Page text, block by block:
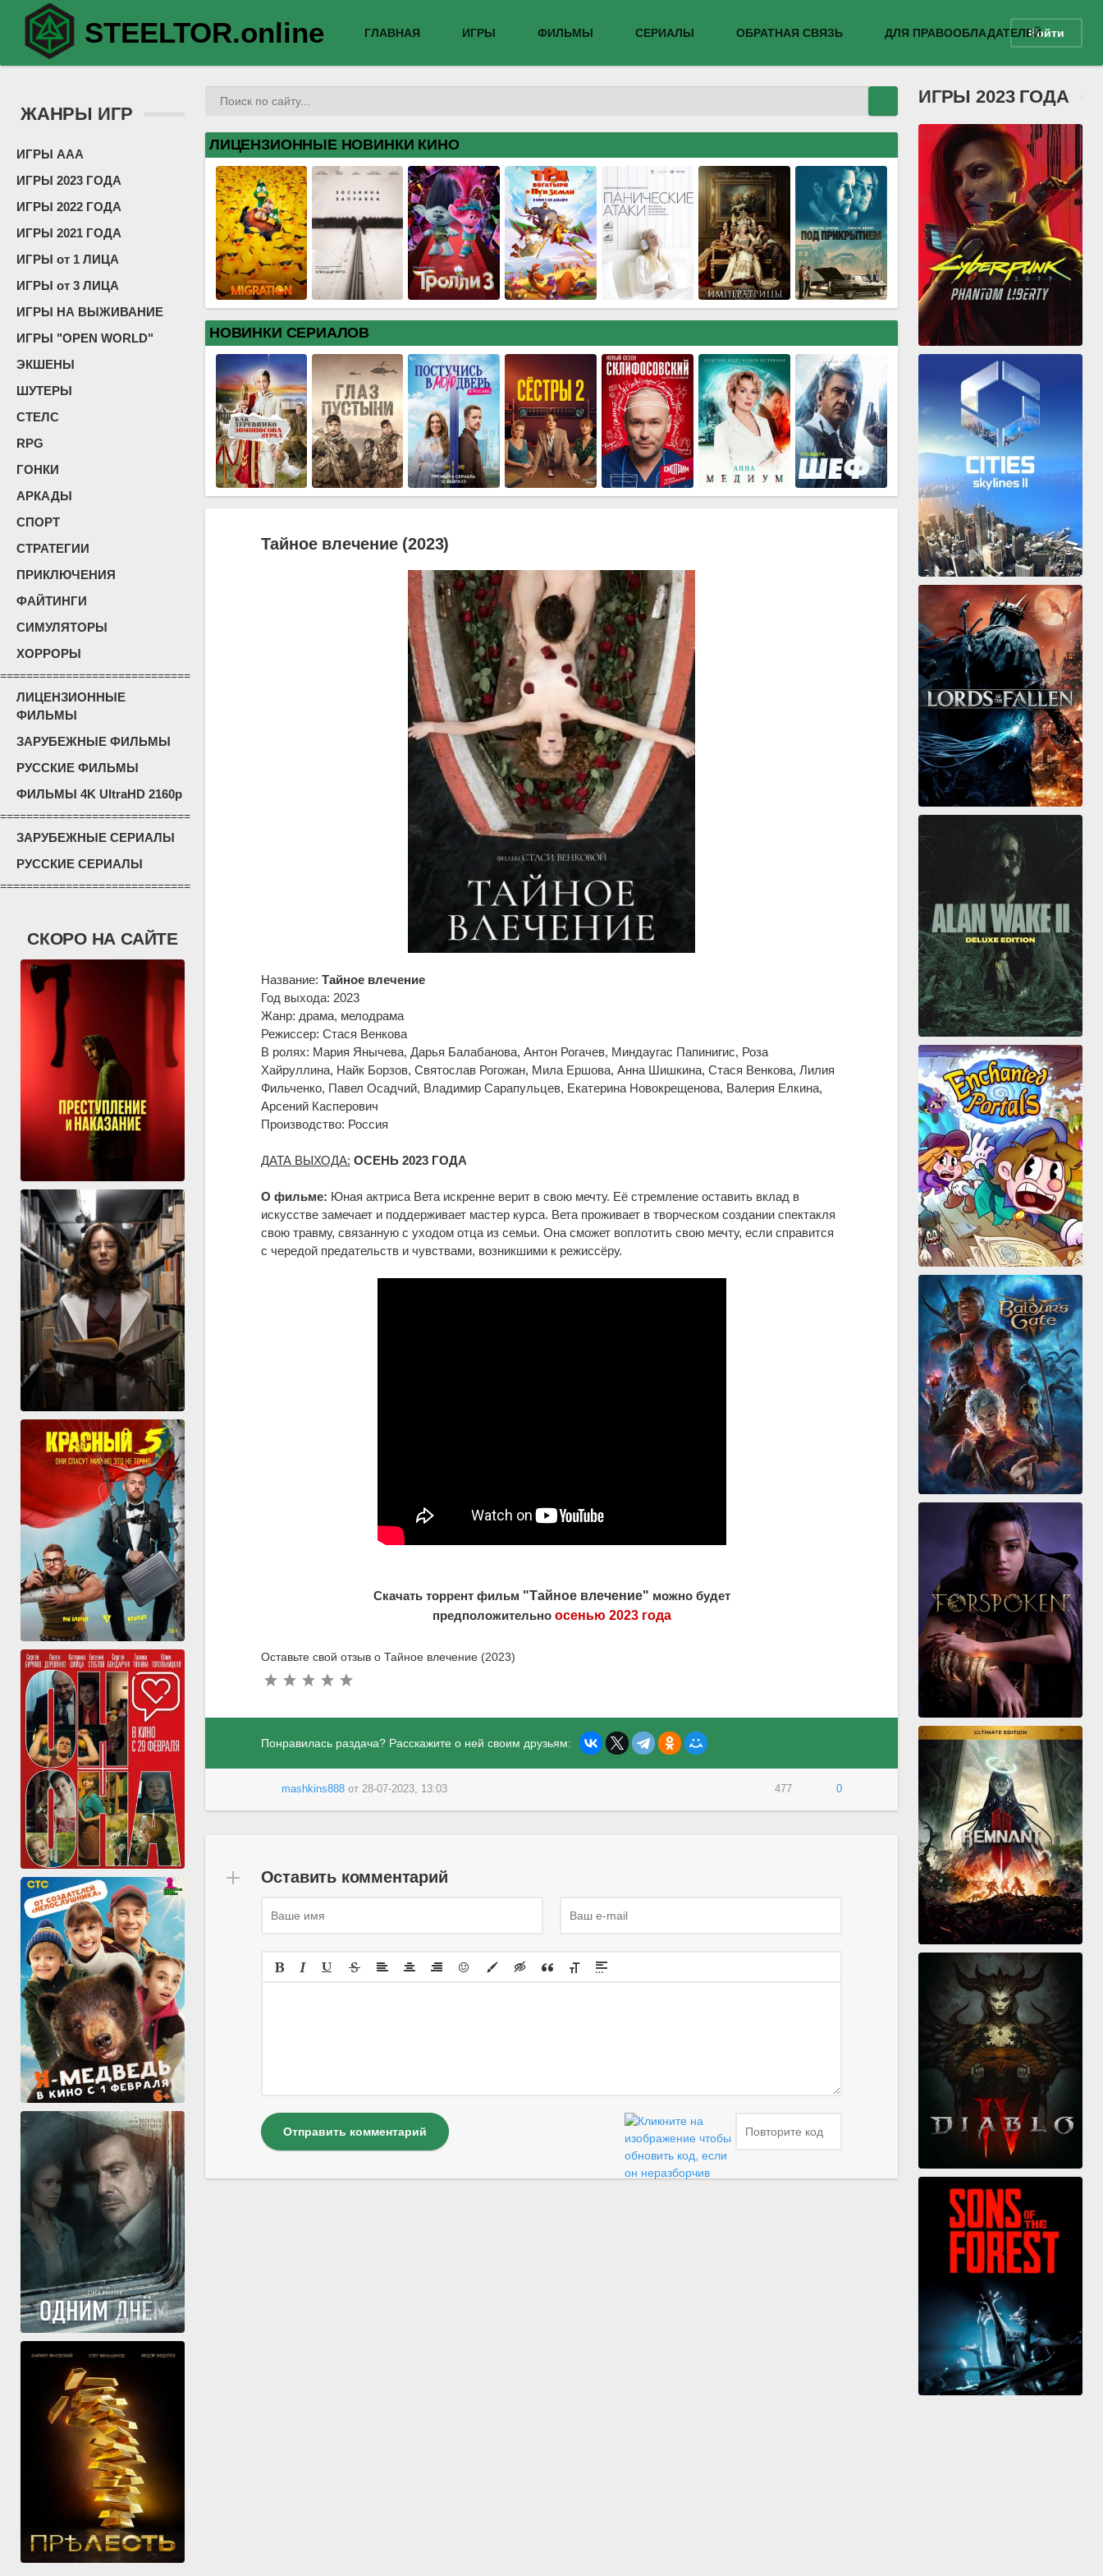
STEELTOR.online ГЛАВНАЯ ИГРЫ ФИЛЬМЫ СЕРИАЛЫ ОБРАТНАЯ СВЯЗЬ ДЛЯ ПРАВООБЛАДАТЕЛЕЙВойти
ЖАНРЫ ИГР
ИГРЫ ААА
ИГРЫ 2023 ГОДА
ИГРЫ 2022 ГОДА
ИГРЫ 2021 ГОДА
ИГРЫ от 1 ЛИЦА
ИГРЫ от 3 ЛИЦА
ИГРЫ НА ВЫЖИВАНИЕ
ИГРЫ "OPEN WORLD"
ЭКШЕНЫ
ШУТЕРЫ
СТЕЛС
RPG
ГОНКИ
АРКАДЫ
СПОРТ
СТРАТЕГИИ
ПРИКЛЮЧЕНИЯ
ФАЙТИНГИ
СИМУЛЯТОРЫ
ХОРРОРЫ
=============================
ЛИЦЕНЗИОННЫЕ
ФИЛЬМЫ
ЗАРУБЕЖНЫЕ ФИЛЬМЫ
РУССКИЕ ФИЛЬМЫ
ФИЛЬМЫ 4K UltraHD 2160p
=============================
ЗАРУБЕЖНЫЕ СЕРИАЛЫ
РУССКИЕ СЕРИАЛЫ
=============================
СКОРО НА САЙТЕ
ЛИЦЕНЗИОННЫЕ НОВИНКИ КИНО
НОВИНКИ СЕРИАЛОВ
Тайное влечение (2023)
Название: Тайное влечение
Год выхода: 2023
Жанр: драма, мелодрама
Режиссер: Стася Венкова
В ролях: Мария Янычева, Дарья Балабанова, Антон Рогачев, Миндаугас Папинигис, Роза
Хайруллина, Найк Борзов, Святослав Рогожан, Мила Ершова, Анна Шишкина, Стася Венкова, Лилия
Фильченко, Павел Осадчий, Владимир Сарапульцев, Екатерина Новокрещенова, Валерия Елкина,
Арсений Касперович
Производство: Россия
ДАТА ВЫХОДА: ОСЕНЬ 2023 ГОДА
О фильме: Юная актриса Вета искренне верит в свою мечту. Её стремление оставить вклад в
искусстве замечает и поддерживает мастер курса. Вета проживает в творческом создании спектакля
свою травму, связанную с уходом отца из семьи. Она сможет воплотить свою мечту, если справится
с чередой предательств и чувствами, возникшими к режиссёру.
Скачать торрент фильм "Тайное влечение" можно будет
предположительно осенью 2023 года
Оставьте свой отзыв о Тайное влечение (2023)
Понравилась раздача? Расскажите о ней своим друзьям:
477 0
mashkins888от 28-07-2023, 13:03
Оставить комментарий
Отправить комментарий
ИГРЫ 2023 ГОДА